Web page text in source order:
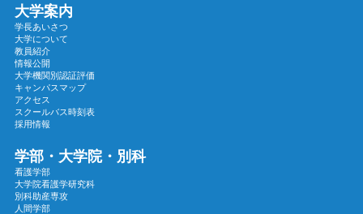
2024年11月
2024年10月
2024年09月
2024年08月
2024年07月
2024年06月
2024年04月
2024年03月
2024年02月
大学案内
学長あいさつ
大学について
教員紹介
情報公開
大学機関別認証評価
キャンパスマップ
アクセス
スクールバス時刻表
採用情報
学部・大学院・別科
看護学部
大学院看護学研究科
別科助産専攻
人間学部